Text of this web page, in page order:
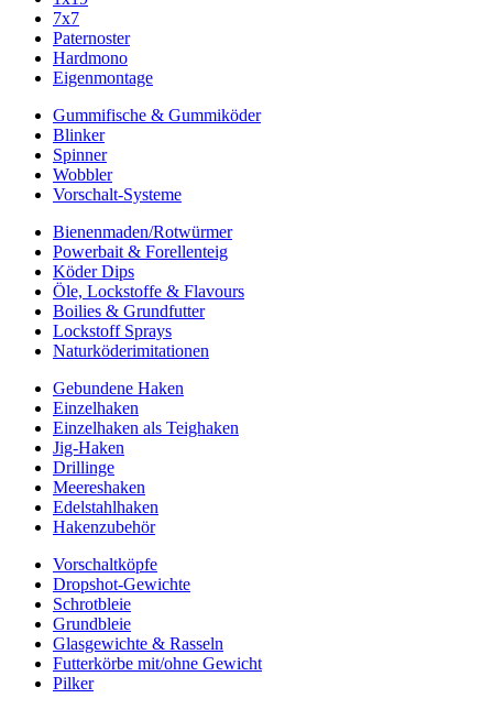
7x7
Paternoster
Hardmono
Eigenmontage
Gummifische & Gummiköder
Blinker
Spinner
Wobbler
Vorschalt-Systeme
Bienenmaden/Rotwürmer
Powerbait & Forellenteig
Köder Dips
Öle, Lockstoffe & Flavours
Boilies & Grundfutter
Lockstoff Sprays
Naturköderimitationen
Gebundene Haken
Einzelhaken
Einzelhaken als Teighaken
Jig-Haken
Drillinge
Meereshaken
Edelstahlhaken
Hakenzubehör
Vorschaltköpfe
Dropshot-Gewichte
Schrotbleie
Grundbleie
Glasgewichte & Rasseln
Futterkörbe mit/ohne Gewicht
Pilker